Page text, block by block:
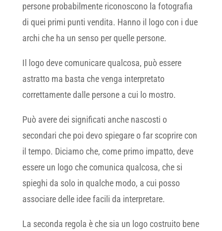
persone probabilmente riconoscono la fotografia
di quei primi punti vendita. Hanno il logo con i due
archi che ha un senso per quelle persone.
Il logo deve comunicare qualcosa, può essere
astratto ma basta che venga interpretato
correttamente dalle persone a cui lo mostro.
Può avere dei significati anche nascosti o
secondari che poi devo spiegare o far scoprire con
il tempo. Diciamo che, come primo impatto, deve
essere un logo che comunica qualcosa, che si
spieghi da solo in qualche modo, a cui posso
associare delle idee facili da interpretare.
La seconda regola è che sia un logo costruito bene